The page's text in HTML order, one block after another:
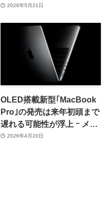
早ければ来月より量産出荷
2026年5月21日
OLED搭載新型｢MacBook
Pro｣の発売は来年初頭まで
遅れる可能性が浮上 ｰ メモ
リ供給不足が影響
2026年4月20日